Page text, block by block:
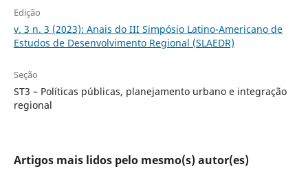
Edição
v. 3 n. 3 (2023): Anais do III Simpósio Latino-Americano de
Estudos de Desenvolvimento Regional (SLAEDR)
Seção
ST3 – Políticas públicas, planejamento urbano e integração
regional
Artigos mais lidos pelo mesmo(s) autor(es)